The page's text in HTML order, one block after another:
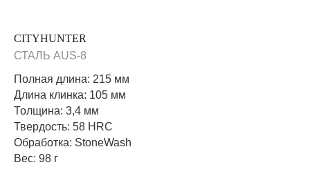
CITYHUNTER
СТАЛЬ AUS-8
Полная длина: 215 мм
Длина клинка: 105 мм
Толщина: 3,4 мм
Твердость: 58 HRC
Обработка: StoneWash
Вес: 98 г